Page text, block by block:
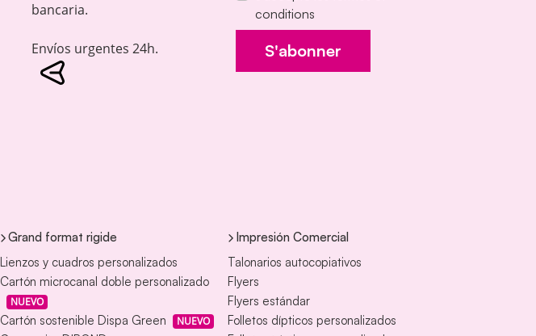
bancaria.
Envíos urgentes 24h.
conditions
S'abonner
Grand format rigide
Lienzos y cuadros personalizados
Cartón microcanal doble personalizado
NUEVO
Cartón sostenible Dispa Green NUEVO
Impresión Comercial
Talonarios autocopiativos
Flyers
Flyers estándar
Folletos dípticos personalizados